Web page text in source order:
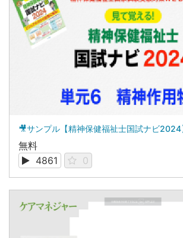
🎥サンプル【精神保健福祉士国試ナビ2024
無料
4861
0